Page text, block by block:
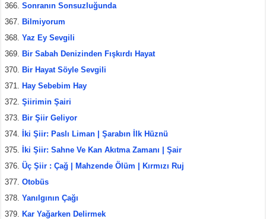
Sonranın Sonsuzluğunda
Bilmiyorum
Yaz Ey Sevgili
Bir Sabah Denizinden Fışkırdı Hayat
Bir Hayat Söyle Sevgili
Hay Sebebim Hay
Şiirimin Şairi
Bir Şiir Geliyor
İki Şiir: Paslı Liman | Şarabın İlk Hüznü
İki Şiir: Sahne Ve Kan Akıtma Zamanı | Şair
Üç Şiir : Çağ | Mahzende Ölüm | Kırmızı Ruj
Otobüs
Yanılgının Çağı
Kar Yağarken Delirmek